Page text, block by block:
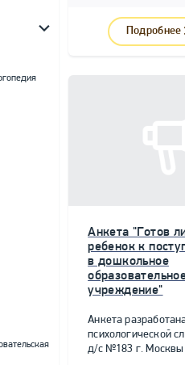
Подробнее
Анкета "Готов
ребенок к
в дошкольное
учреждение"
Анкета
психологической
д/с №183 г. Москвы